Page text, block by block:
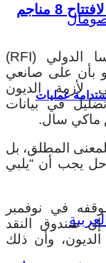
2719 واختبار استدامة عمليات
الغابون تعزز قطاع التعدين وتخطط لافتتاح 8 مناجم
وفي مقابلة مع إذاعتي راديو فرنسا الدولي (RFI)
بأن على صانعي
لأزمة الديون
تضليل في بيانات
ماكي سال.
المطلق، بل
يجب أن “يلبي
في نوفمبر
صندوق النقد
وأن ذلك